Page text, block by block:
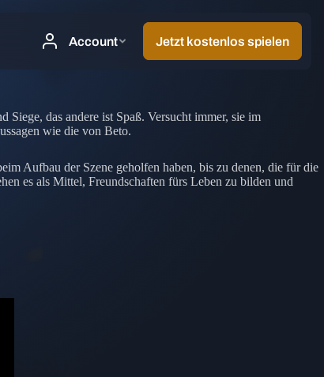
das andere ist Spaß. Versucht immer, sie im
wie die von Beto.
Aufbau der Szene geholfen haben, bis zu denen, die für die
es als Mittel, Freundschaften fürs Leben zu bilden und